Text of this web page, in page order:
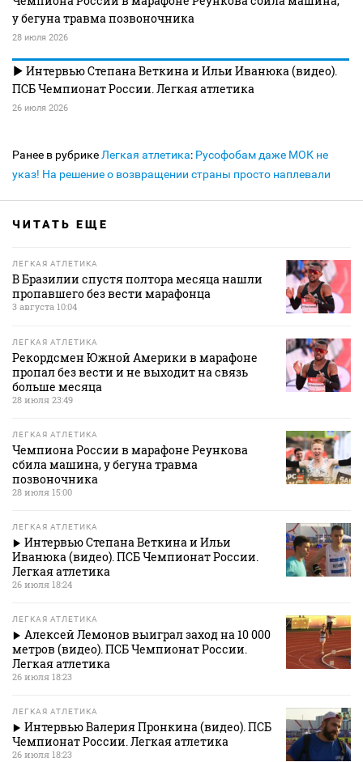
у бегуна травма позвоночника
28 июля 2026
Интервью Степана Веткина и Ильи Иванюка (видео).
ПСБ Чемпионат России. Легкая атлетика
26 июля 2026
Ранее в рубрике Легкая атлетика: Русофобам даже МОК не
указ! На решение о возвращении страны просто наплевали
ЧИТАТЬ ЕЩЕ
ЛЕГКАЯ АТЛЕТИКА
В Бразилии спустя полтора месяца нашли
пропавшего без вести марафонца
3 августа 10:04
ЛЕГКАЯ АТЛЕТИКА
Рекордсмен Южной Америки в марафоне
пропал без вести и не выходит на связь
больше месяца
28 июля 23:49
ЛЕГКАЯ АТЛЕТИКА
Чемпиона России в марафоне Реункова
сбила машина, у бегуна травма
позвоночника
28 июля 15:00
ЛЕГКАЯ АТЛЕТИКА
Интервью Степана Веткина и Ильи
Иванюка (видео). ПСБ Чемпионат России.
Легкая атлетика
26 июля 18:24
ЛЕГКАЯ АТЛЕТИКА
Алексей Лемонов выиграл заход на 10 000
метров (видео). ПСБ Чемпионат России.
Легкая атлетика
26 июля 18:23
ЛЕГКАЯ АТЛЕТИКА
Интервью Валерия Пронкина (видео). ПСБ
Чемпионат России. Легкая атлетика
26 июля 18:23